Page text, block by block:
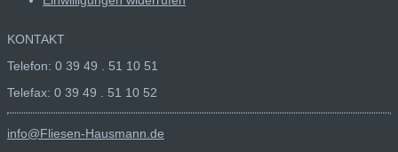
KONTAKT
Telefon: 0 39 49 . 51 10 51
Telefax: 0 39 49 . 51 10 52
info@Fliesen-Hausmann.de